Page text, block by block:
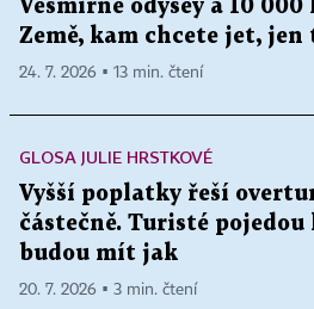
Vesmírné odysey a 10
Země, kam chcete jet, jen
24. 7. 2026 ▪ 13 min. čtení
GLOSA JULIE HRSTKOVÉ
Vyšší poplatky řeší
částečně. Turisté
budou mít jak
20. 7. 2026 ▪ 3 min. čtení